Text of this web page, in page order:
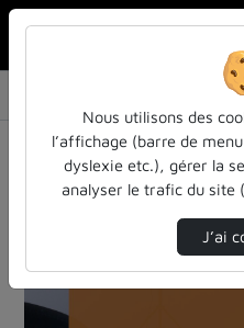
Société inclusive : une
Nous utilisons des
l’affichage (barre de
dyslexie etc.), gérer la
analyser le trafic du site
J’ai